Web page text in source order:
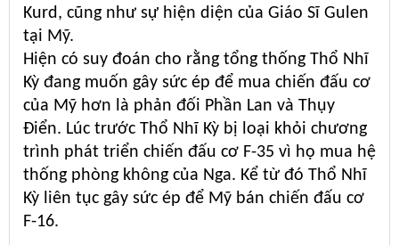
Kurd, cũng như sự hiện diện của Giáo Sĩ Gulen
tại Mỹ.
Hiện có suy đoán cho rằng tổng thống Thổ Nhĩ
Kỳ đang muốn gây sức ép để mua chiến đấu cơ
của Mỹ hơn là phản đối Phần Lan và Thụy
Điển. Lúc trước Thổ Nhĩ Kỳ bị loại khỏi chương
trình phát triển chiến đấu cơ F-35 vì họ mua hệ
thống phòng không của Nga. Kể từ đó Thổ Nhĩ
Kỳ liên tục gây sức ép để Mỹ bán chiến đấu cơ
F-16.